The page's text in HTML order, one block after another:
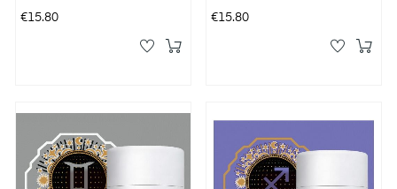
Price
€15.80 Price
€15.80